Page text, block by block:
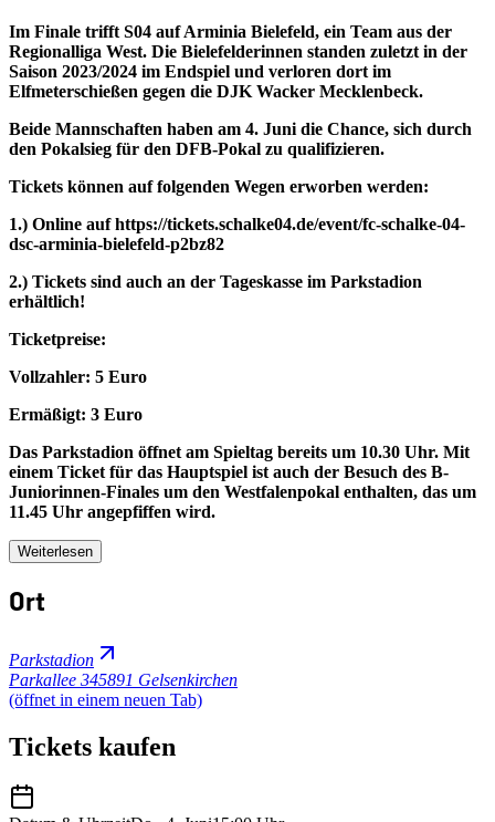
Im Finale trifft S04 auf Arminia Bielefeld, ein Team aus der
Regionalliga West. Die Bielefelderinnen standen zuletzt in der
Saison 2023/2024 im Endspiel und verloren dort im
Elfmeterschießen gegen die DJK Wacker Mecklenbeck.
Beide Mannschaften haben am 4. Juni die Chance, sich durch
den Pokalsieg für den DFB-Pokal zu qualifizieren.
Tickets können auf folgenden Wegen erworben werden:
1.) Online auf https://tickets.schalke04.de/event/fc-schalke-04-
dsc-arminia-bielefeld-p2bz82
2.) Tickets sind auch an der Tageskasse im Parkstadion
erhältlich!
Ticketpreise:
Vollzahler: 5 Euro
Ermäßigt: 3 Euro
Das Parkstadion öffnet am Spieltag bereits um 10.30 Uhr. Mit
einem Ticket für das Hauptspiel ist auch der Besuch des B-
Juniorinnen-Finales um den Westfalenpokal enthalten, das um
11.45 Uhr angepfiffen wird.
Weiterlesen
Ort
Parkstadion
Parkallee 345891 Gelsenkirchen
(öffnet in einem neuen Tab)
Tickets kaufen